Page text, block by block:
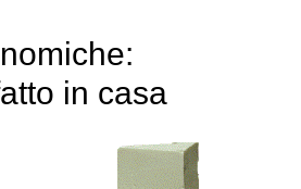
in casa